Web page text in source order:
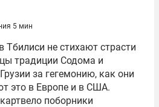
5 мин
Тбилиси не стихают страсти
традиции Содома и
за гегемонию, как они
это в Европе и в США.
поборники